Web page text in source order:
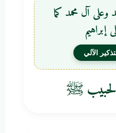
آل محمد كما
الآلي
ﷺ